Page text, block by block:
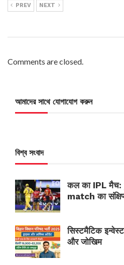
PREV NEXT
Comments are closed.
আমাদের সাথে যোগাযোগ করুন
বিশ্ব সংবাদ
कल का IPL
match का
सिस्टमैटिक
और जोखिम